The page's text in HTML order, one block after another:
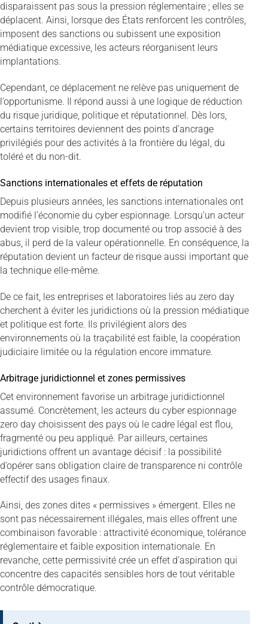
disparaissent pas sous la pression réglementaire ; elles se
déplacent. Ainsi, lorsque des États renforcent les contrôles,
imposent des sanctions ou subissent une exposition
médiatique excessive, les acteurs réorganisent leurs
implantations.
Cependant, ce déplacement ne relève pas uniquement de
l’opportunisme. Il répond aussi à une logique de réduction
du risque juridique, politique et réputationnel. Dès lors,
certains territoires deviennent des points d’ancrage
privilégiés pour des activités à la frontière du légal, du
toléré et du non-dit.
Sanctions internationales et effets de réputation
Depuis plusieurs années, les sanctions internationales ont
modifié l’économie du cyber espionnage. Lorsqu’un acteur
devient trop visible, trop documenté ou trop associé à des
abus, il perd de la valeur opérationnelle. En conséquence, la
réputation devient un facteur de risque aussi important que
la technique elle-même.
De ce fait, les entreprises et laboratoires liés au zero day
cherchent à éviter les juridictions où la pression médiatique
et politique est forte. Ils privilégient alors des
environnements où la traçabilité est faible, la coopération
judiciaire limitée ou la régulation encore immature.
Arbitrage juridictionnel et zones permissives
Cet environnement favorise un arbitrage juridictionnel
assumé. Concrètement, les acteurs du cyber espionnage
zero day choisissent des pays où le cadre légal est flou,
fragmenté ou peu appliqué. Par ailleurs, certaines
juridictions offrent un avantage décisif : la possibilité
d’opérer sans obligation claire de transparence ni contrôle
effectif des usages finaux.
Ainsi, des zones dites « permissives » émergent. Elles ne
sont pas nécessairement illégales, mais elles offrent une
combinaison favorable : attractivité économique, tolérance
réglementaire et faible exposition internationale. En
revanche, cette permissivité crée un effet d’aspiration qui
concentre des capacités sensibles hors de tout véritable
contrôle démocratique.